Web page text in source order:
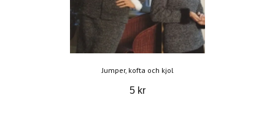
Jumper, kofta och kjol
5 kr